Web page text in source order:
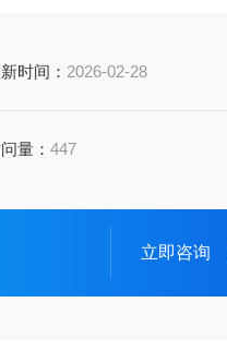
时间： 2026-02-28
量： 447
立即咨询